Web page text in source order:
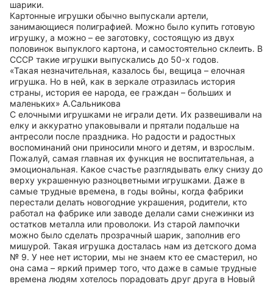
шарики.
Картонные игрушки обычно выпускали артели,
занимающиеся полиграфией. Можно было купить готовую
игрушку, а можно – ее заготовку, состоящую из двух
половинок выпуклого картона, и самостоятельно склеить. В
СССР такие игрушки выпускались до 50-х годов.
«Такая незначительная, казалось бы, вещица – елочная
игрушка. Но в ней, как в зеркале отразилась история
страны, история ее народа, ее граждан – больших и
маленьких» А.Сальникова
С елочными игрушками не играли дети. Их развешивали на
елку и аккуратно упаковывали и прятали подальше на
антресоли после праздника. Но радости и радостных
воспоминаний они приносили много и детям, и взрослым.
Пожалуй, самая главная их функция не воспитательная, а
эмоциональная. Какое счастье разглядывать елку снизу до
верху украшенную разноцветными игрушками. Даже в
самые трудные времена, в годы войны, когда фабрики
перестали делать новогодние украшения, родители, кто
работал на фабрике или заводе делали сами снежинки из
остатков металла или проволоки. Из старой лампочки
можно было сделать прозрачный шарик, заполнив его
мишурой. Такая игрушка досталась нам из детского дома
№ 9. У нее нет истории, мы не знаем кто ее смастерил, но
она сама – яркий пример того, что даже в самые трудные
времена людям хотелось порадовать друг друга в Новый